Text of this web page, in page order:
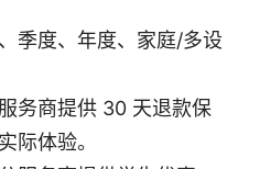
季度、年度、家庭/多设
务商提供 30 天退款保
际体验。